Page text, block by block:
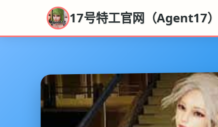
17号特工官网（Agent17）